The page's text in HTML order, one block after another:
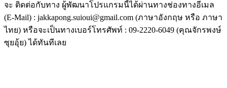
จะ ติดต่อกับทาง ผู้พัฒนาโปรแกรมนี้ได้ผ่านทางช่องทางอีเมล
(E-Mail) : jakkapong.suioui@gmail.com (ภาษาอังกฤษ หรือ ภาษา
ไทย) หรือจะเป็นทางเบอร์โทรศัพท์ : 09-2220-6049 (คุณจักรพงษ์
ซุยอุ้ย) ได้ทันทีเลย